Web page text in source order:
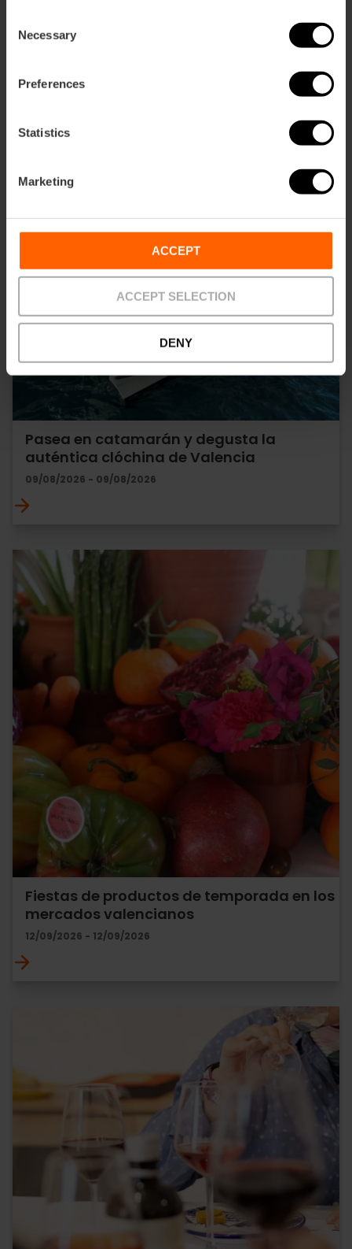
Selection
Necessary
Preferences
Statistics
Marketing
ACCEPT
ACCEPT SELECTION
DENY
Pasea en catamarán y degusta la
auténtica clóchina de Valencia
09/08/2026 - 09/08/2026
Fiestas de productos de temporada en los
mercados valencianos
12/09/2026 - 12/09/2026